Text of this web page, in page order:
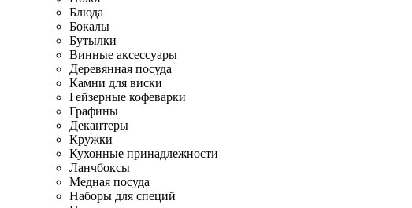
Блюда
Бокалы
Бутылки
Винные аксессуары
Деревянная посуда
Камни для виски
Гейзерные кофеварки
Графины
Декантеры
Кружки
Кухонные принадлежности
Ланчбоксы
Медная посуда
Наборы для специй